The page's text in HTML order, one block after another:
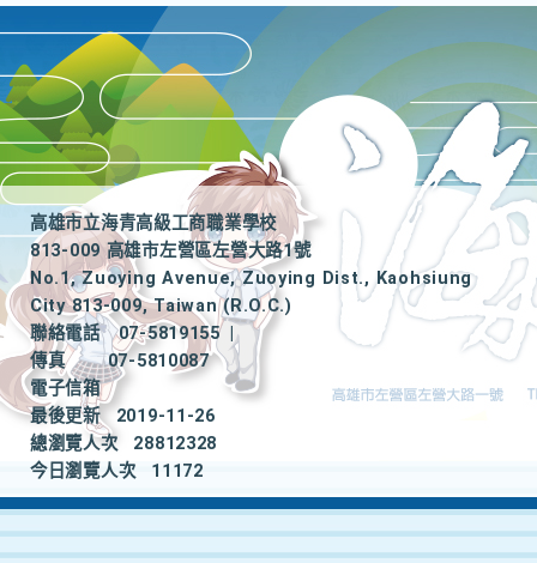
高雄市立海青高級工商職業學校
813-009 高雄市左營區左營大路1號
No.1, Zuoying Avenue, Zuoying Dist., Kaohsiung
City 813-009, Taiwan (R.O.C.)
聯絡電話
07-5819155
|
傳真
07-5810087
電子信箱
最後更新
2019-11-26
總瀏覽人次
28812328
今日瀏覽人次
11172